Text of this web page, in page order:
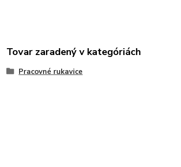
Tovar zaradený v kategóriách
Pracovné rukavice